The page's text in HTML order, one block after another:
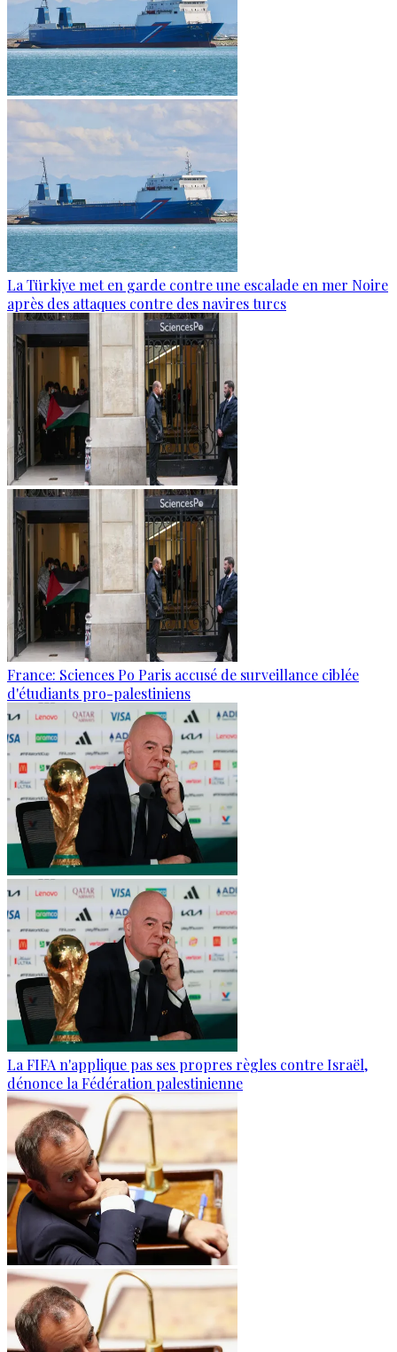
La Türkiye met en garde contre une escalade en mer Noire
après des attaques contre des navires turcs
France: Sciences Po Paris accusé de surveillance ciblée
d'étudiants pro-palestiniens
La FIFA n'applique pas ses propres règles contre Israël,
dénonce la Fédération palestinienne